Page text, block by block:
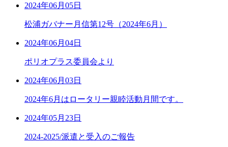
2024年06月05日
松浦ガバナー月信第12号（2024年6月）
2024年06月04日
ポリオプラス委員会より
2024年06月03日
2024年6月はロータリー親睦活動月間です。
2024年05月23日
2024-2025/派遣と受入のご報告